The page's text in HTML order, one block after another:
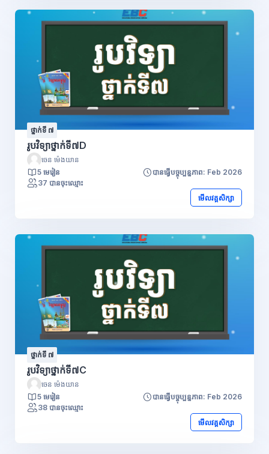
ថ្នាក់ទី ៧
រូបវិទ្យាថ្នាក់ទី៧D
ចេន ម៉េងយាន
5 មេរៀន
បានធ្វើបច្ចុប្បន្នភាព: Feb 2026
37 បានចុះឈ្មោះ
មើលវគ្គសិក្សា
ថ្នាក់ទី ៧
រូបវិទ្យាថ្នាក់ទី៧C
ចេន ម៉េងយាន
5 មេរៀន
បានធ្វើបច្ចុប្បន្នភាព: Feb 2026
38 បានចុះឈ្មោះ
មើលវគ្គសិក្សា